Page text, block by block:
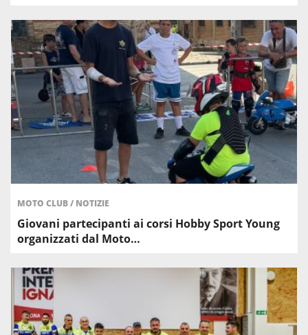
MOTO CLUB/ NOTIZIE
Giovani partecipanti ai corsi Hobby Sport Young
organizzati dal Moto…